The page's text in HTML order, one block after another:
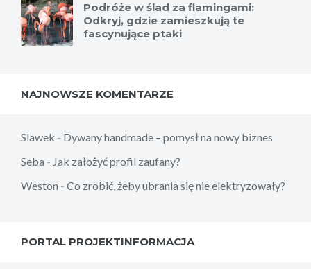
Podróże w ślad za flamingami:
Odkryj, gdzie zamieszkują te
fascynujące ptaki
NAJNOWSZE KOMENTARZE
Slawek - Dywany handmade – pomysł na nowy biznes
Seba - Jak założyć profil zaufany?
Weston - Co zrobić, żeby ubrania się nie elektryzowały?
PORTAL PROJEKTINFORMACJA